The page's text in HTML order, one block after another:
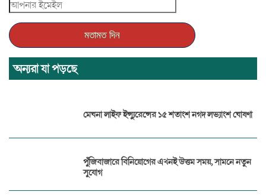
অন্যরা যা পড়ছে
মেঘনা লাইফ ইন্স্যুরেন্সের ১৫ শতাংশ নগদ লভ্যাংশ ঘোষণা
পুঁজিবাজারে বিনিয়োগের এখনই উত্তম সময়, সামনে নতুন
সুযোগ